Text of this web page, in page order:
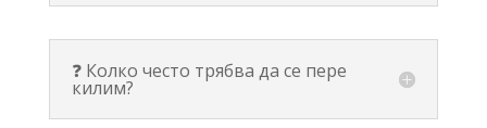
❓ Колко често трябва да се пере
килим?